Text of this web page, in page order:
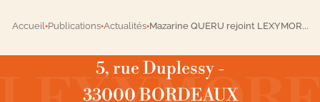
Accueil●Publications●Actualités●Mazarine QUERU rejoint LEXYMOR...
5, rue Duplessy -
33000 BORDEAUX